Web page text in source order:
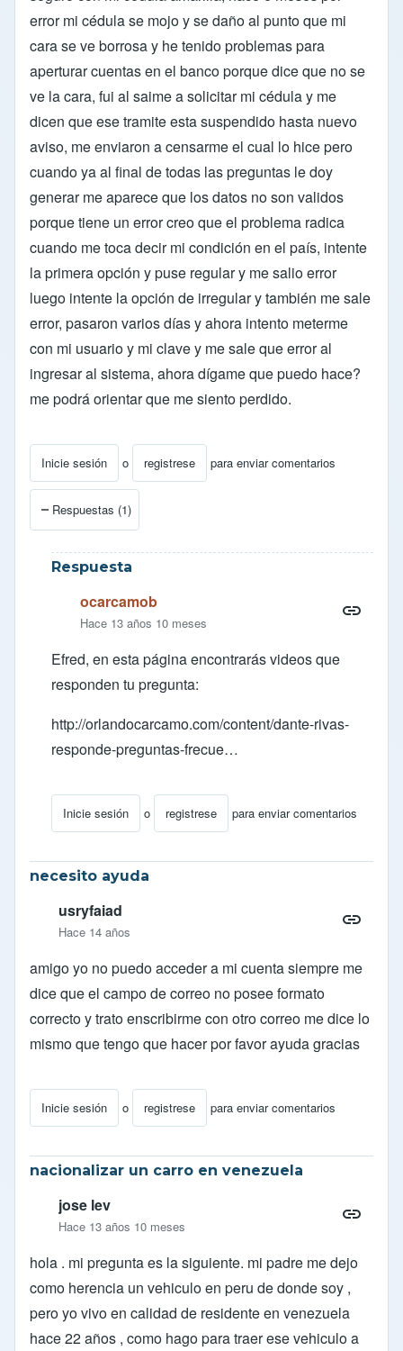
error mi cédula se mojo y se daño al punto que mi
cara se ve borrosa y he tenido problemas para
aperturar cuentas en el banco porque dice que no se
ve la cara, fui al saime a solicitar mi cédula y me
dicen que ese tramite esta suspendido hasta nuevo
aviso, me enviaron a censarme el cual lo hice pero
cuando ya al final de todas las preguntas le doy
generar me aparece que los datos no son validos
porque tiene un error creo que el problema radica
cuando me toca decir mi condición en el país, intente
la primera opción y puse regular y me salio error
luego intente la opción de irregular y también me sale
error, pasaron varios días y ahora intento meterme
con mi usuario y mi clave y me sale que error al
ingresar al sistema, ahora dígame que puedo hace?
me podrá orientar que me siento perdido.
Inicie sesión o registrese para enviar comentarios
Respuestas (1)
Respuesta
ocarcamob
Hace 13 años 10 meses
Efred, en esta página encontrarás videos que
responden tu pregunta:
http://orlandocarcamo.com/content/dante-rivas-
responde-preguntas-frecue…
Inicie sesión o registrese para enviar comentarios
En respuesta a inscripcion del censoporefred
necesito ayuda
usryfaiad
Hace 14 años
amigo yo no puedo acceder a mi cuenta siempre me
dice que el campo de correo no posee formato
correcto y trato enscribirme con otro correo me dice lo
mismo que tengo que hacer por favor ayuda gracias
Inicie sesión o registrese para enviar comentarios
nacionalizar un carro en venezuela
jose lev
Hace 13 años 10 meses
hola . mi pregunta es la siguiente. mi padre me dejo
como herencia un vehiculo en peru de donde soy ,
pero yo vivo en calidad de residente en venezuela
hace 22 años , como hago para traer ese vehiculo a